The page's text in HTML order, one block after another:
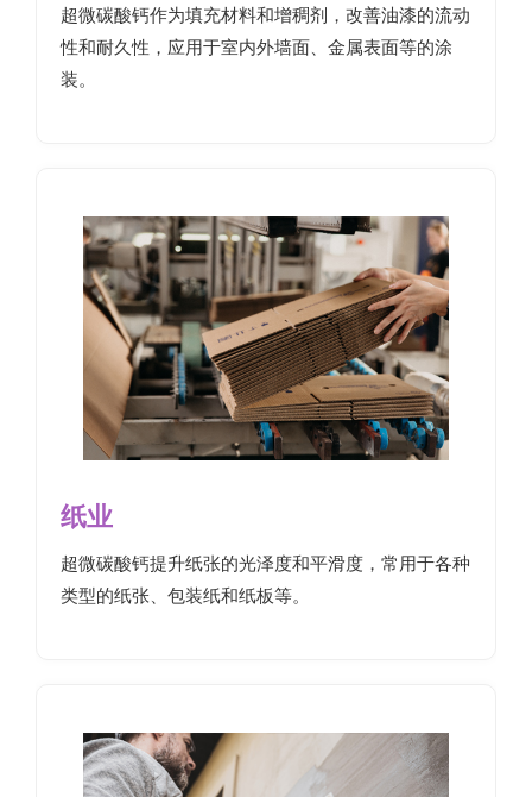
超微碳酸钙作为填充材料和增稠剂，改善油漆的流动
性和耐久性，应用于室内外墙面、金属表面等的涂
装。
纸业
超微碳酸钙提升纸张的光泽度和平滑度，常用于各种
类型的纸张、包装纸和纸板等。